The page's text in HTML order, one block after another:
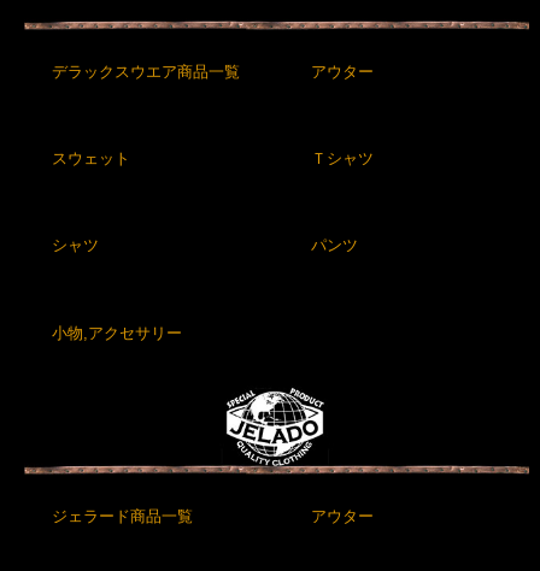
デラックスウエア商品一覧 アウター
スウェット Ｔシャツ
シャツ パンツ
小物,アクセサリー
ジェラード商品一覧 アウター